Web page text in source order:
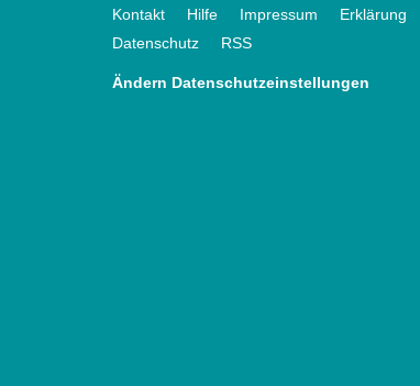
Kontakt Hilfe Impressum
Erklärung
Datenschutz
RSS
Ändern Datenschutzeinstellungen